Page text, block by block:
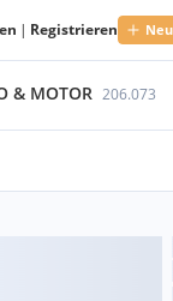
| Registrieren
& MOTOR 206.073